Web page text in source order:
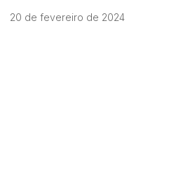
20 de fevereiro de 2024